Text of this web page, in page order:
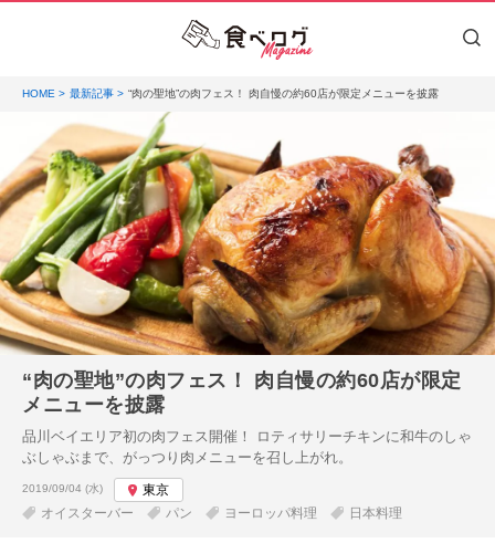
HOME 最新記事 “肉の聖地”の肉フェス！ 肉自慢の約60店が限定メニューを披露
“肉の聖地”の肉フェス！ 肉自慢の約60店が限定
メニューを披露
品川ベイエリア初の肉フェス開催！ ロティサリーチキンに和牛のしゃ
ぶしゃぶまで、がっつり肉メニューを召し上がれ。
投稿日:
2019/09/04 (水)
東京
オイスターバー
パン ヨーロッパ料理 日本料理